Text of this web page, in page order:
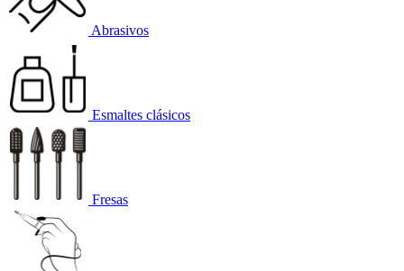
Abrasivos
Esmaltes clásicos
Fresas